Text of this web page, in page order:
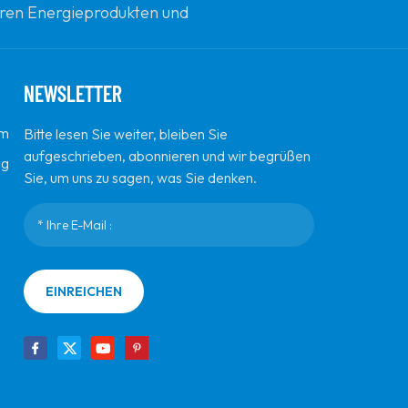
Energieprodukten und
NEWSLETTER
Bitte lesen Sie weiter, bleiben Sie
aufgeschrieben, abonnieren und wir begrüßen
Sie, um uns zu sagen, was Sie denken.
EINREICHEN